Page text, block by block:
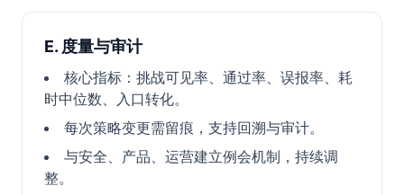
E. 度量与审计
核心指标：挑战可见率、通过率、误报率、耗
时中位数、入口转化。
每次策略变更需留痕，支持回溯与审计。
与安全、产品、运营建立例会机制，持续调
整。